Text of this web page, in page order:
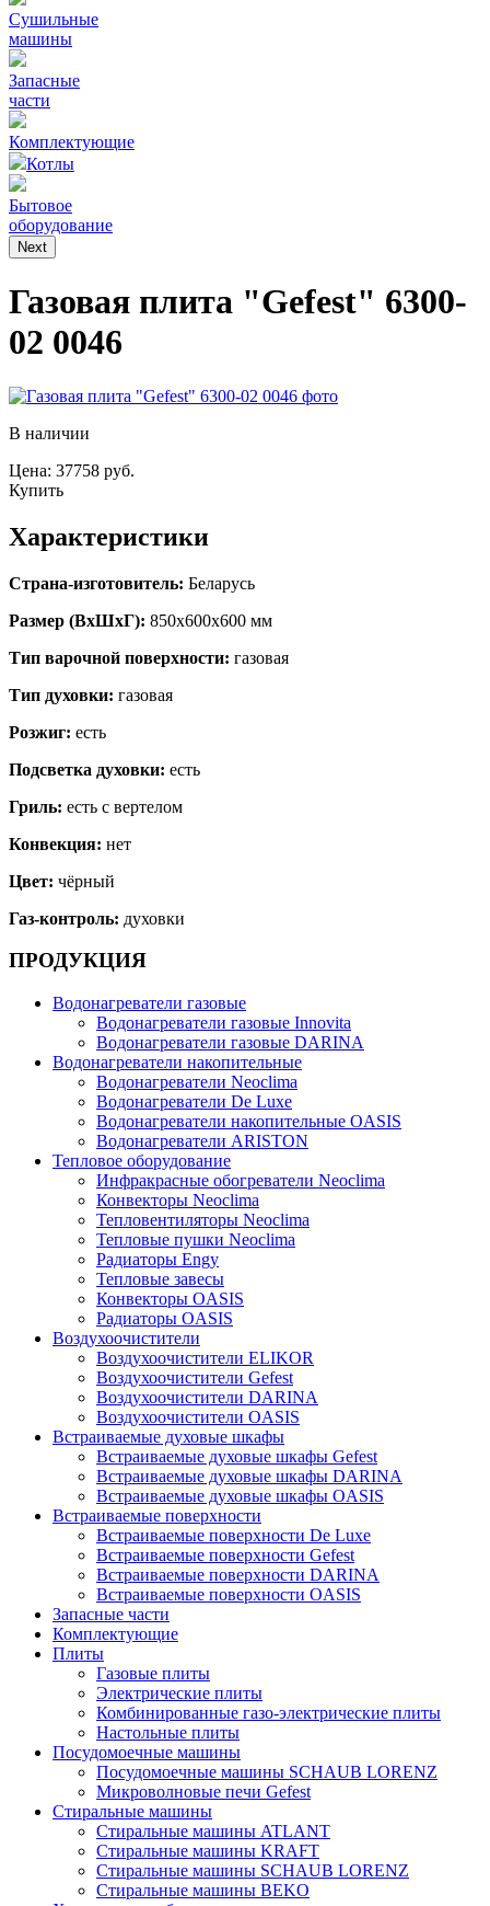
Сушильные
машины
Запасные
части
Комплектующие
Котлы
Бытовое
оборудование
Next
Газовая плита "Gefest" 6300-
02 0046
В наличии
Цена: 37758 руб.
Купить
Характеристики
Страна-изготовитель: Беларусь
Размер (ВхШхГ): 850х600х600 мм
Тип варочной поверхности: газовая
Тип духовки: газовая
Розжиг: есть
Подсветка духовки: есть
Гриль: есть с вертелом
Конвекция: нет
Цвет: чёрный
Газ-контроль: духовки
ПРОДУКЦИЯ
Водонагреватели газовые
Водонагреватели газовые Innovita
Водонагреватели газовые DARINA
Водонагреватели накопительные
Водонагреватели Neoclima
Водонагреватели De Luxe
Водонагреватели накопительные OASIS
Водонагреватели ARISTON
Тепловое оборудование
Инфракрасные обогреватели Neoclima
Конвекторы Neoclima
Тепловентиляторы Neoclima
Тепловые пушки Neoclima
Радиаторы Engy
Тепловые завесы
Конвекторы OASIS
Радиаторы OASIS
Воздухоочистители
Воздухоочистители ELIKOR
Воздухоочистители Gefest
Воздухоочистители DARINA
Воздухоочистители OASIS
Встраиваемые духовые шкафы
Встраиваемые духовые шкафы Gefest
Встраиваемые духовые шкафы DARINA
Встраиваемые духовые шкафы OASIS
Встраиваемые поверхности
Встраиваемые поверхности De Luxe
Встраиваемые поверхности Gefest
Встраиваемые поверхности DARINA
Встраиваемые поверхности OASIS
Запасные части
Комплектующие
Плиты
Газовые плиты
Электрические плиты
Комбинированные газо-электрические плиты
Настольные плиты
Посудомоечные машины
Посудомоечные машины SCHAUB LORENZ
Микроволновые печи Gefest
Стиральные машины
Стиральные машины ATLANT
Стиральные машины KRAFT
Стиральные машины SCHAUB LORENZ
Стиральные машины BEKO